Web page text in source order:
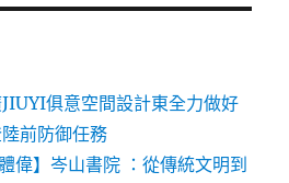
俱意空間設計東全力做好
前防御任務
偉】岑山書院 ：從傳統文明到